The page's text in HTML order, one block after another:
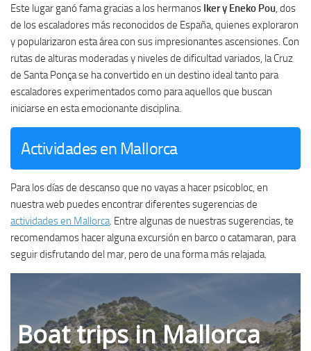
Este lugar ganó fama gracias a los hermanos Iker y Eneko Pou , dos
de los escaladores más reconocidos de España, quienes exploraron
y popularizaron esta área con sus impresionantes ascensiones. Con
rutas de alturas moderadas y niveles de dificultad variados, la Cruz
de Santa Ponça se ha convertido en un destino ideal tanto para
escaladores experimentados como para aquellos que buscan
iniciarse en esta emocionante disciplina.
Actividades en Mallorca
Para los días de descanso que no vayas a hacer psicobloc, en
nuestra web puedes encontrar diferentes sugerencias de
actividades en Mallorca . Entre algunas de nuestras sugerencias, te
recomendamos hacer alguna excursión en barco o catamaran, para
seguir disfrutando del mar, pero de una forma más relajada.
Boat trips in Mallorca